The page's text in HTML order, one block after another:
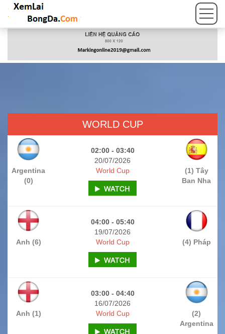
WORLD CUP
02:00 - 03:40
20/07/2026
Argentina
(0)
(1) Tây
Ban Nha
World Cup
04:00 - 05:40
19/07/2026
Anh (6)
(4) Pháp
World Cup
03:00 - 04:40
16/07/2026
Anh (1)
(2)
Argentina
World Cup